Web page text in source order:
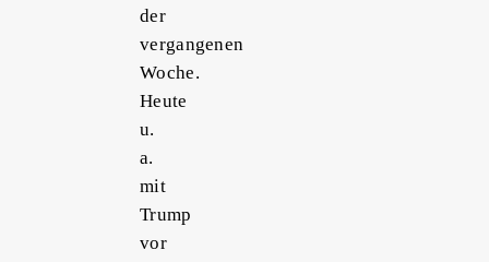
der
vergangenen
Woche.
Heute
u.
a.
mit
Trump
vor